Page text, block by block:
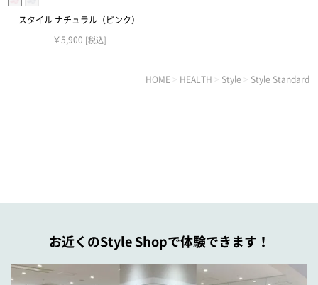
スタイル ナチュラル（ピンク）
￥5,900 [税込]
HOME > HEALTH > Style > Style Standard
お近くのStyle Shopで体験できます！